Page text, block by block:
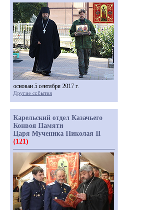
основан 5 сентября 2017 г.
Другие события
Карельский отдел Казачьего
Конвоя Памяти
Царя Мученика Николая II
(121)